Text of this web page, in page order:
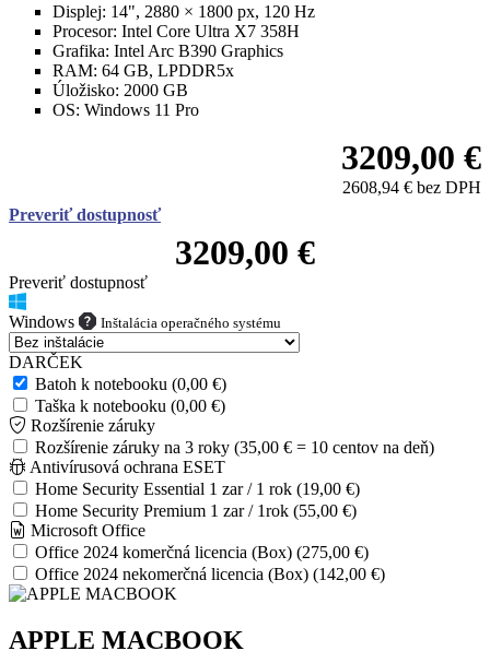
Displej: 14", 2880 × 1800 px, 120 Hz
Procesor: Intel Core Ultra X7 358H
Grafika: Intel Arc B390 Graphics
RAM: 64 GB, LPDDR5x
Úložisko: 2000 GB
OS: Windows 11 Pro
3209,00 €
2608,94 € bez DPH
Preveriť dostupnosť
3209,00 €
Preveriť dostupnosť
Windows Inštalácia operačného systému
DARČEK
Batoh k notebooku (0,00 €)
Taška k notebooku (0,00 €)
Rozšírenie záruky
Rozšírenie záruky na 3 roky (35,00 € = 10 centov na deň)
Antivírusová ochrana ESET
Home Security Essential 1 zar / 1 rok (19,00 €)
Home Security Premium 1 zar / 1rok (55,00 €)
Microsoft Office
Office 2024 komerčná licencia (Box) (275,00 €)
Office 2024 nekomerčná licencia (Box) (142,00 €)
APPLE MACBOOK